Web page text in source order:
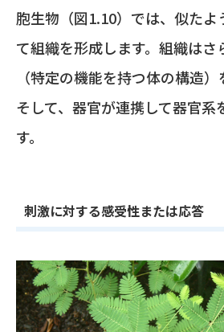
胞生物（図1.10）では、似たよ
て組織を形成します。組織はさ
（特定の機能を持つ体の構造）
そして、器官が連携して器官系
す。
刺激に対する感受性または応答